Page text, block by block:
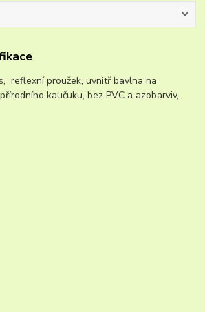
reflexní proužek, uvnitř bavlna na
kaučuku, bez PVC a azobarviv,